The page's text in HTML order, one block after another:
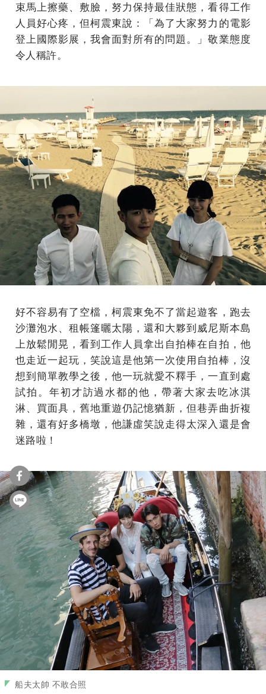
束馬上擦藥、敷臉，努力保持最佳狀態，看得工作
人員好心疼，但柯震東說：「為了大家努力的電影
登上國際影展，我會面對所有的問題。」敬業態度
令人稱許。
好不容易有了空檔，柯震東免不了當起遊客，跑去
沙灘泡水、租帳篷曬太陽，還和大夥到威尼斯本島
上放鬆閒晃，看到工作人員拿出自拍棒在自拍，他
也走近一起玩，笑說這是他第一次使用自拍棒，沒
想到簡單教學之後，他一玩就愛不釋手，一直到處
試拍。年初才訪過水都的他，帶著大家去吃冰淇
淋、買面具，舊地重遊仍記憶猶新，但巷弄曲折複
雜，還有好多橋墩，他謙虛笑說走得太深入還是會
迷路啦！
船夫太帥 不敢合照